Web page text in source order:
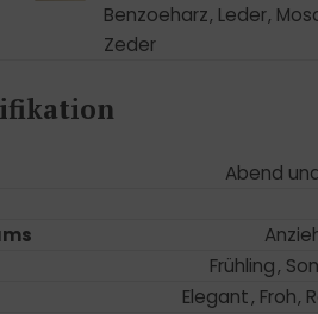
Benzoeharz, Leder,
Zeder
Abend
Frühling,
Elegant, Froh,